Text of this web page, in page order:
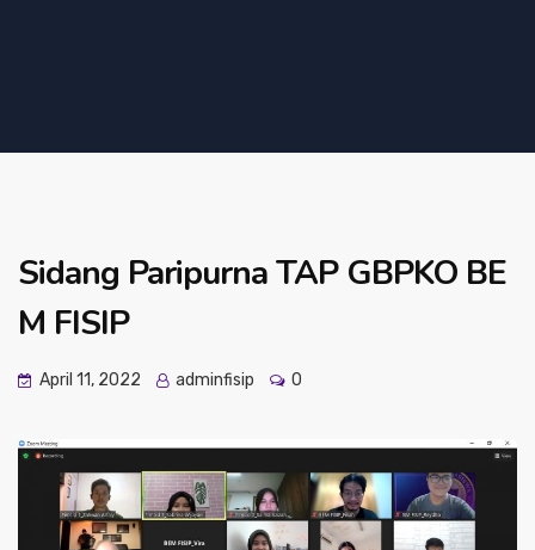
Sidang Paripurna TAP GBPKO BE
M FISIP
April 11, 2022 adminfisip 0